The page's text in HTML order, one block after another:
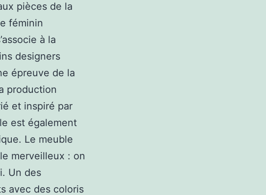
pièces de la
féminin
à la
designers
épreuve de la
production
et inspiré par
est également
Le meuble
merveilleux : on
Un des
avec des coloris